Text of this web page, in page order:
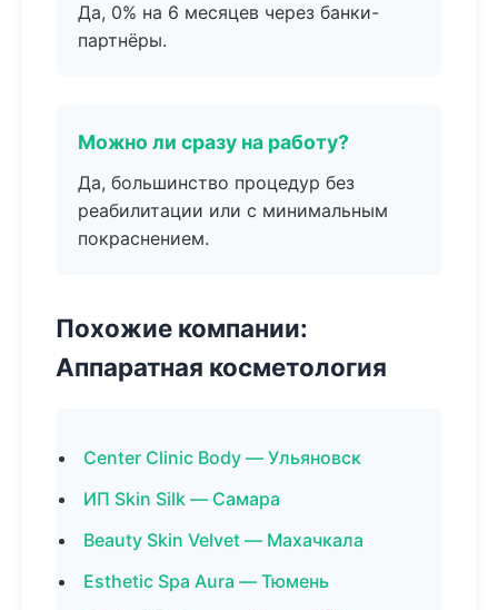
Да, 0% на 6 месяцев через банки-
партнёры.
Можно ли сразу на работу?
Да, большинство процедур без
реабилитации или с минимальным
покраснением.
Похожие компании:
Аппаратная косметология
Center Clinic Body — Ульяновск
ИП Skin Silk — Самара
Beauty Skin Velvet — Махачкала
Esthetic Spa Aura — Тюмень